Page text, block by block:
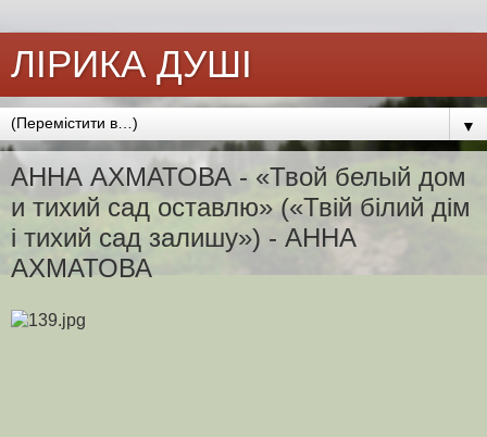
ЛІРИКА ДУШІ
▼
АННА АХМАТОВА - «Твой белый дом
и тихий сад оставлю» («Твій білий дім
і тихий сад залишу») - АННА
АХМАТОВА